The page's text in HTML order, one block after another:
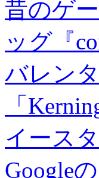
昔のゲ
ッグ『
バレン
「
イース
Google